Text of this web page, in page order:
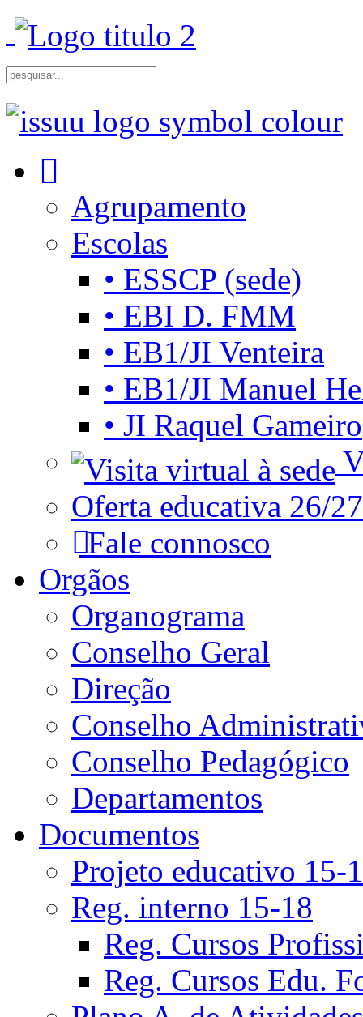
Agrupamento
Escolas
• ESSCP (sede)
• EBI D. FMM
• EB1/JI Venteira
• EB1/JI Manuel
• JI Raquel Gameiro
Oferta educativa 26/27
Fale connosco
Orgãos
Organograma
Conselho Geral
Direção
Conselho
Conselho Pedagógico
Departamentos
Documentos
Projeto educativo 15-
Reg. interno 15-18
Reg. Cursos
Reg. Cursos Edu.